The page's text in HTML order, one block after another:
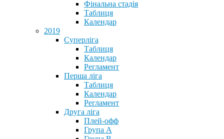
Фінальна стадія
Таблиця
Календар
2019
Суперліга
Таблиця
Календар
Регламент
Перша ліга
Таблиця
Календар
Регламент
Друга ліга
Плей-офф
Група А